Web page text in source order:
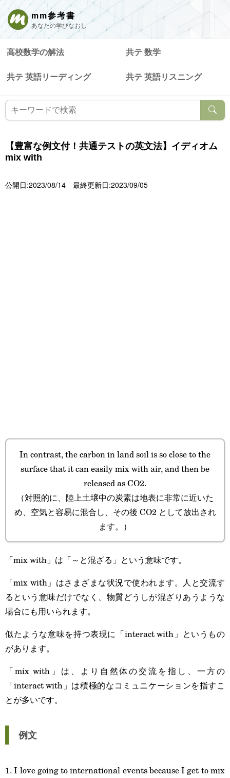
mm参考書
あなたの学びなおし
高校数学の解法 共テ 数学
共テ 英語リーディング 共テ 英語リスニング
【豊富な例文付！共通テストの英文法】イディオム
mix with
公開日:2023/08/14 最終更新日:2023/09/05
In contrast, the carbon in land soil is so close to the
surface that it can easily mix with air, and then be
released as CO2.
（対照的に、陸上土壌中の炭素は地表に非常に近いた
め、空気と容易に混合し、その後 CO2 として放出され
ます。）
「mix with」は「～と混ざる」という意味です。
「mix with」はさまざまな状況で使われます。人と交流す
るという意味だけでなく、物質どうしが混ざりあうような
場合にも用いられます。
似たような意味を持つ表現に「interact with」というもの
があります。
「mix with」は、より自然体の交流を指し、一方の
「interact with」は積極的なコミュニケーションを指すこ
とが多いです。
例文
1. I love going to international events because I get to mix